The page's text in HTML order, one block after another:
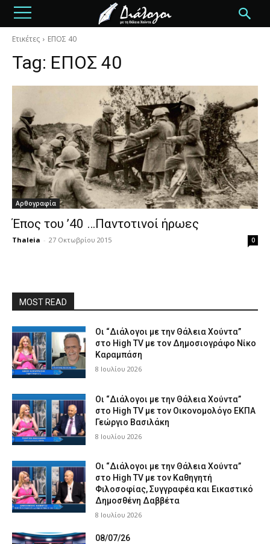
Ετικέτες ΕΠΟΣ 40
Tag: ΕΠΟΣ 40
Αρθογραφία
Έπος του ’40 …Παντοτινοί ήρωες
Thaleia - 27 Οκτωβρίου 2015 0
MOST READ
Οι “Διάλογοι με την Θάλεια Χούντα”
στο High TV με τον Δημοσιογράφο Νίκο
Καραμπάση
8 Ιουλίου 2026
Οι “Διάλογοι με την Θάλεια Χούντα”
στο High TV με τον Οικονομολόγο ΕΚΠΑ
Γεώργιο Βασιλάκη
8 Ιουλίου 2026
Οι “Διάλογοι με την Θάλεια Χούντα”
στο High TV με τον Καθηγητή
Φιλοσοφίας, Συγγραφέα και Εικαστικό
Δημοσθένη Δαββέτα
8 Ιουλίου 2026
08/07/26